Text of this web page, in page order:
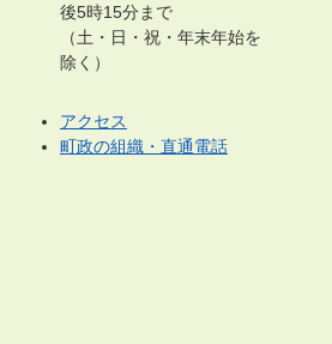
後5時15分まで
（土・日・祝・年末年始を
除く）
アクセス
町政の組織・直通電話